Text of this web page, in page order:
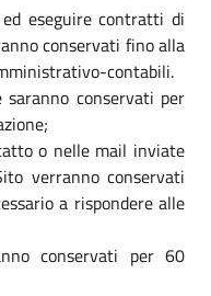
eseguire contratti di
conservati fino alla
contabili.
conservati per
o nelle mail inviate
verranno conservati
a rispondere alle
conservati per 60